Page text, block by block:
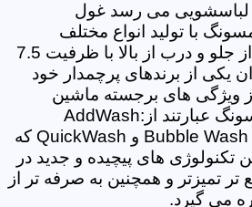
لباسشویی می رسد غول
با تولید انواع مختلف
لباسشویی های درب از جلو و درب از بالا با ظرفیت 7.5
یکی از برندهای پرچمدار خود
ویژگی های برجسته ماشین
لباسشویی های سامسونگ عبارتند از:AddWash
Bubble Wash VRT Smart Control و QuickWash که
تکنولوژی های پیچیده و جدید در
و همچنین به صرفه تر از
می گیرد.